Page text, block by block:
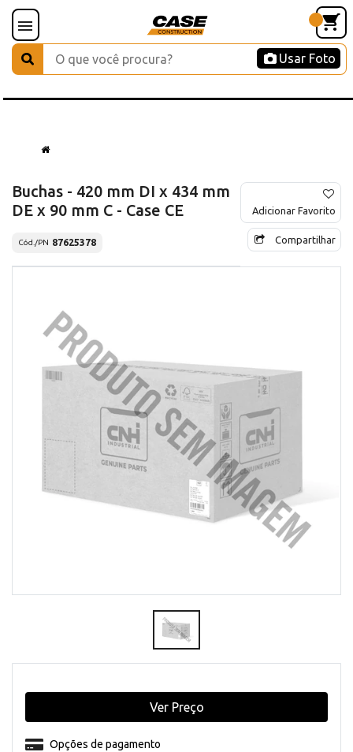
Usar Foto
Buchas - 420 mm DI x 434 mm
DE x 90 mm C - Case CE
Cód./PN 87625378
Adicionar Favorito
Compartilhar
Opções de pagamento
Ver Preço